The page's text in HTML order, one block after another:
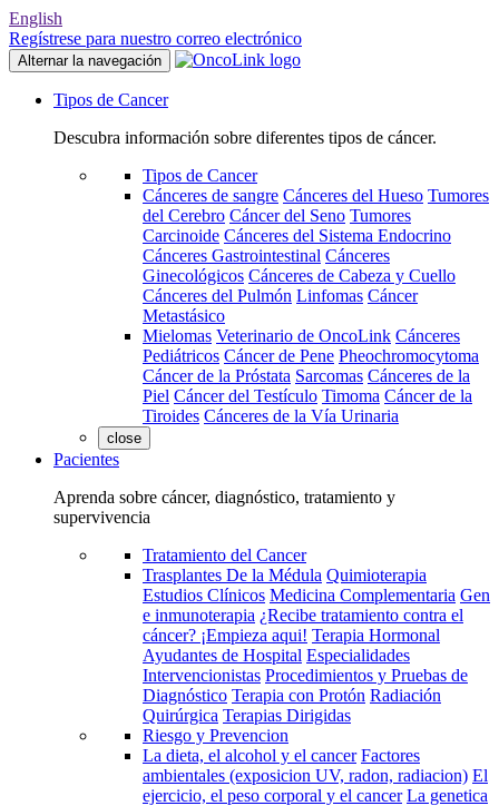
English
Regístrese para nuestro correo electrónico
Alternar la navegación
Tipos de Cancer
Descubra información sobre diferentes tipos de cáncer.
Tipos de Cancer
Cánceres de sangre Cánceres del Hueso Tumores
del Cerebro Cáncer del Seno Tumores
Carcinoide Cánceres del Sistema Endocrino
Cánceres Gastrointestinal Cánceres
Ginecológicos Cánceres de Cabeza y Cuello
Cánceres del Pulmón Linfomas Cáncer
Metastásico
Mielomas Veterinario de OncoLink Cánceres
Pediátricos Cáncer de Pene Pheochromocytoma
Cáncer de la Próstata Sarcomas Cánceres de la
Piel Cáncer del Testículo Timoma Cáncer de la
Tiroides Cánceres de la Vía Urinaria
close
Pacientes
Aprenda sobre cáncer, diagnóstico, tratamiento y
supervivencia
Tratamiento del Cancer
Trasplantes De la Médula Quimioterapia
Estudios Clínicos Medicina Complementaria Gen
e inmunoterapia ¿Recibe tratamiento contra el
cáncer? ¡Empieza aqui! Terapia Hormonal
Ayudantes de Hospital Especialidades
Intervencionistas Procedimientos y Pruebas de
Diagnóstico Terapia con Protón Radiación
Quirúrgica Terapias Dirigidas
Riesgo y Prevencion
La dieta, el alcohol y el cancer Factores
ambientales (exposicion UV, radon, radiacion) El
ejercicio, el peso corporal y el cancer La genetica